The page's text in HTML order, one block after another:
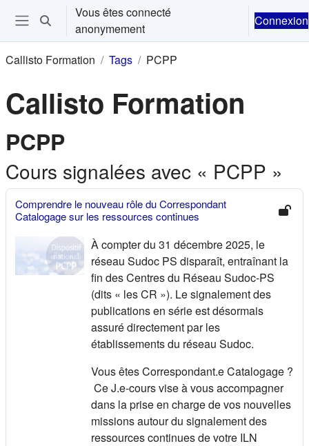
Passer au contenu principal
Ouvrir le menu de navigation
Activer/désactiver la saisie de recherche
Vous êtes connecté
anonymement
Connexion
Callisto Formation Tags PCPP
Callisto Formation
PCPP
Cours signalées avec « PCPP »
Comprendre le nouveau rôle du Correspondant
Catalogage sur les ressources continues
À compter du 31 décembre 2025, le
réseau Sudoc PS disparaît, entraînant la
fin des Centres du Réseau Sudoc-PS
(dits « les CR »). Le signalement des
publications en série est désormais
assuré directement par les
établissements du réseau Sudoc.
Vous êtes Correspondant.e Catalogage ?
Ce J.e-cours vise à vous accompagner
dans la prise en charge de vos nouvelles
missions autour du signalement des
ressources continues de votre ILN